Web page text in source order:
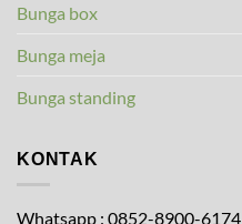
Bunga box
Bunga meja
Bunga standing
KONTAK
Whatsapp : 0852-8900-6174